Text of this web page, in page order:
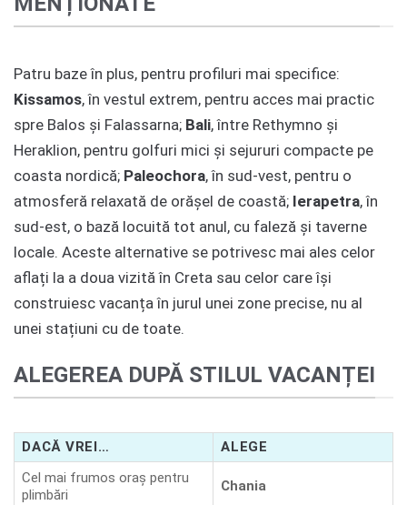
Patru baze în plus, pentru profiluri mai specifice:
Kissamos, în vestul extrem, pentru acces mai practic
spre Balos și Falassarna; Bali, între Rethymno și
Heraklion, pentru golfuri mici și sejururi compacte pe
coasta nordică; Paleochora, în sud-vest, pentru o
atmosferă relaxată de orășel de coastă; Ierapetra, în
sud-est, o bază locuită tot anul, cu faleză și taverne
locale. Aceste alternative se potrivesc mai ales celor
aflați la a doua vizită în Creta sau celor care își
construiesc vacanța în jurul unei zone precise, nu al
unei stațiuni cu de toate.
ALEGEREA DUPĂ STILUL VACANȚEI
DACĂ VREI…
ALEGE
Cel mai frumos oraș pentru
plimbări
Chania